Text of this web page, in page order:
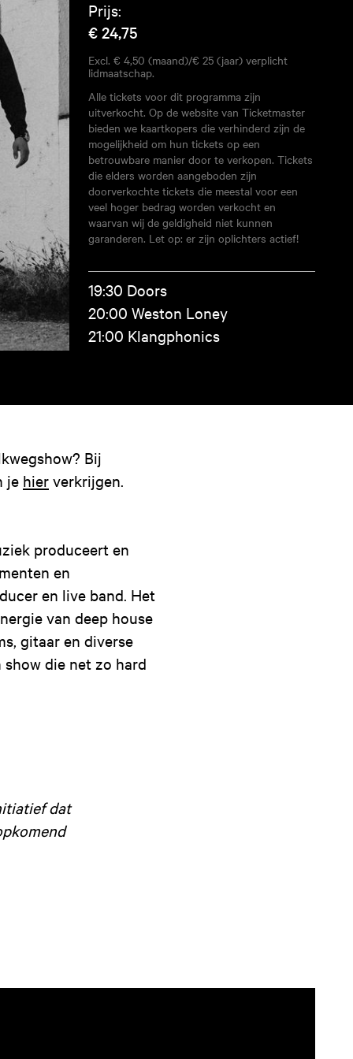
Prijs:
€ 24,75
Excl. € 4,50 (maand)/€ 25 (jaar) verplicht
lidmaatschap.
Alle tickets voor dit programma zijn
uitverkocht. Op de website van Ticketmaster
bieden we kaartkopers die verhinderd zijn de
mogelijkheid om hun tickets op een
betrouwbare manier door te verkopen. Tickets
die elders worden aangeboden zijn
doorverkochte tickets die meestal voor een
veel hoger bedrag worden verkocht en
waarvan wij de geldigheid niet kunnen
garanderen. Let op: er zijn oplichters actief!
19:30 Doors
20:00 Weston Loney
21:00 Klangphonics
Bij
je hier verkrijgen.
produceert en
en
en live band. Het
van deep house
gitaar en diverse
show die net zo hard
dat